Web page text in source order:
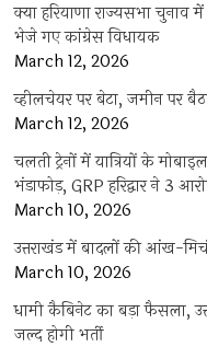
क्या हरियाणा राज्यसभा चुनाव
भेजे गए कांग्रेस विधायक
March 12, 2026
व्हीलचेयर पर बेटा, जमीन पर
March 12, 2026
चलती ट्रेनों में यात्रियों के
भंडाफोड़, GRP हरिद्वार ने 3
March 10, 2026
उत्तराखंड में बादलों की आंख-
March 10, 2026
धामी कैबिनेट का बड़ा फैसला,
जल्द होगी भर्ती